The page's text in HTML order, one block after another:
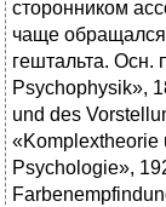
сторонником
чаще обращался
гештальта. Осн.
Psychophysik»,
und des
«Komplextheorie
Psychologie»,